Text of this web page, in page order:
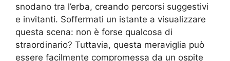
snodano tra l’erba, creando percorsi suggestivi
e invitanti. Soffermati un istante a visualizzare
questa scena: non è forse qualcosa di
straordinario? Tuttavia, questa meraviglia può
essere facilmente compromessa da un ospite